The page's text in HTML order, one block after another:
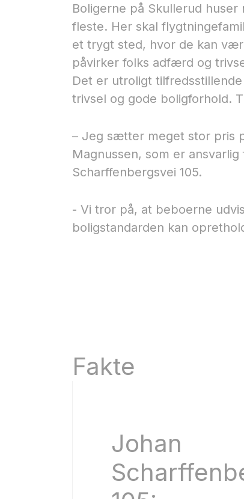
Boligerne på Skullerud
fleste. Her skal
et trygt sted, hvor de kan
påvirker folks adfærd og
Det er utroligt
trivsel og gode boligforhold.​
– Jeg sætter meget stor pris
Magnussen, som er
Scharffenbergsvei 105.
- Vi tror på, at beboerne
boligstandarden kan
Fakte
Johan